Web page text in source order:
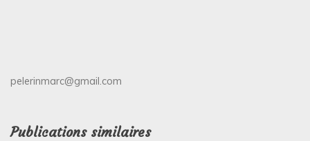
pelerinmarc@gmail.com
Publications similaires